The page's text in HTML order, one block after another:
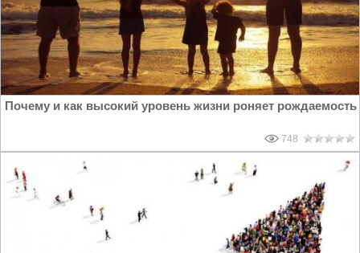
Почему и как высокий уровень жизни роняет рождаемость
748